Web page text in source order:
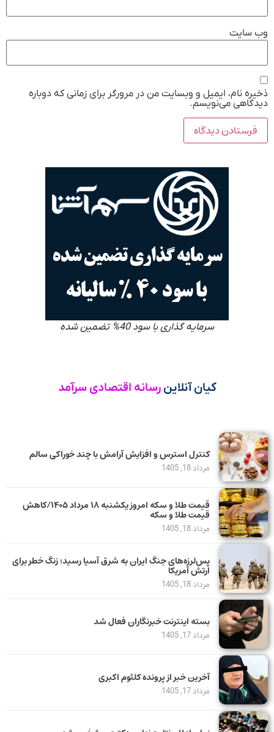
وب‌ سایت
ذخیره نام، ایمیل و وبسایت من در مرورگر برای زمانی که دوباره
دیدگاهی می‌نویسم.
سرمایه گذاری با سود 40% تضمین شده
کیان آنلاین رسانه اقتصادی سرآمد
کنترل استرس و افزایش آرامش با چند خوراکی سالم
مرداد 18, 1405
قیمت طلا و سکه امروز یکشنبه ۱۸ مرداد ۱۴۰۵/کاهش
قیمت طلا و سکه
مرداد 18, 1405
پس‌لرزه‌های جنگ ایران به شرق آسیا رسید؛ زنگ خطر برای
ارتش آمریکا
مرداد 18, 1405
بسته اینترنت خبرنگاران فعال شد
مرداد 17, 1405
آخرین خبر از پرونده کلثوم اکبری
مرداد 17, 1405